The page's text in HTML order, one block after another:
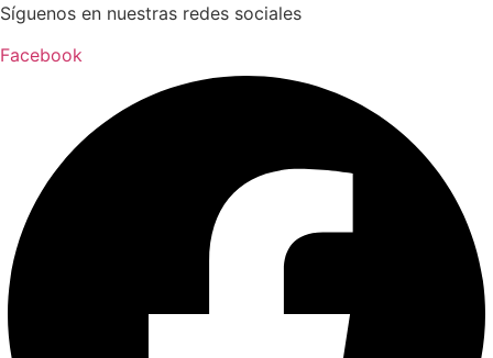
Ir
contenido
Síguenos en nuestras redes sociales
Facebook